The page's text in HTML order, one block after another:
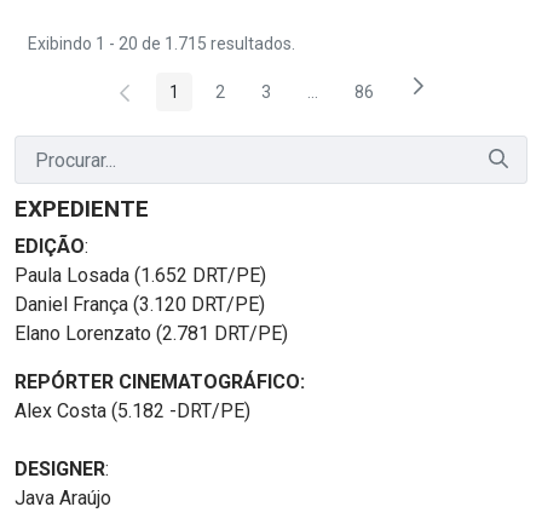
Exibindo 1 - 20 de 1.715 resultados.
Página
1 Página
2 Página
3 Páginas intermediárias Usar
Página
86
EXPEDIENTE
EDIÇÃO:
Paula Losada (1.652 DRT/PE)
Daniel França (3.120 DRT/PE)
Elano Lorenzato (2.781 DRT/PE)
REPÓRTER CINEMATOGRÁFICO:
Alex Costa (5.182 -DRT/PE)
DESIGNER:
Java Araújo